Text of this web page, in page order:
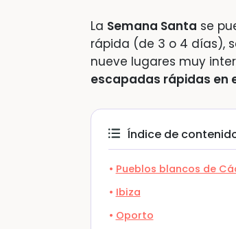
La Semana Santa se
rápida (de 3 o 4 días),
nueve lugares muy
escapadas rápidas en
Índice de
Pueblos blancos de
Ibiza
Oporto